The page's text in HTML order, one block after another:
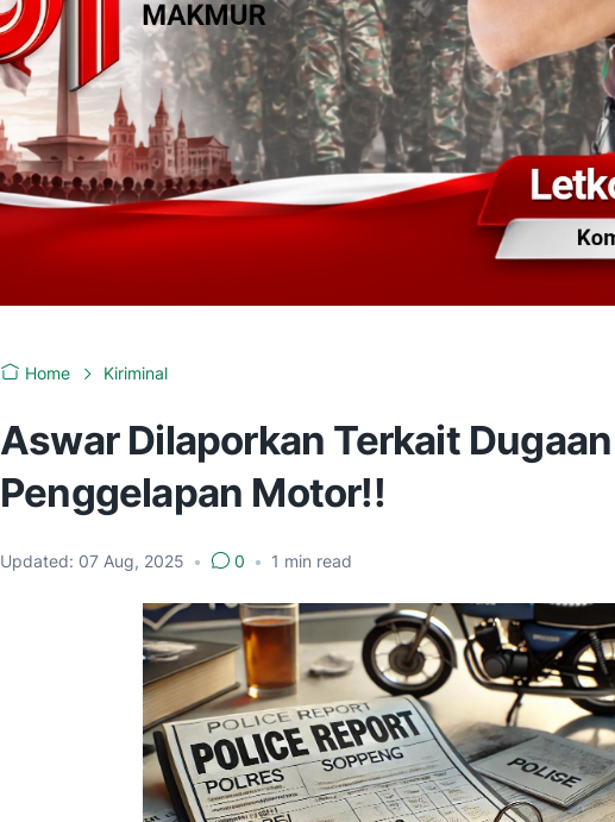
Home Kiriminal
Aswar Dilaporkan Terkait Dugaan
Penggelapan Motor!!
Updated: 07 Aug, 2025 • 0 • 1 min read